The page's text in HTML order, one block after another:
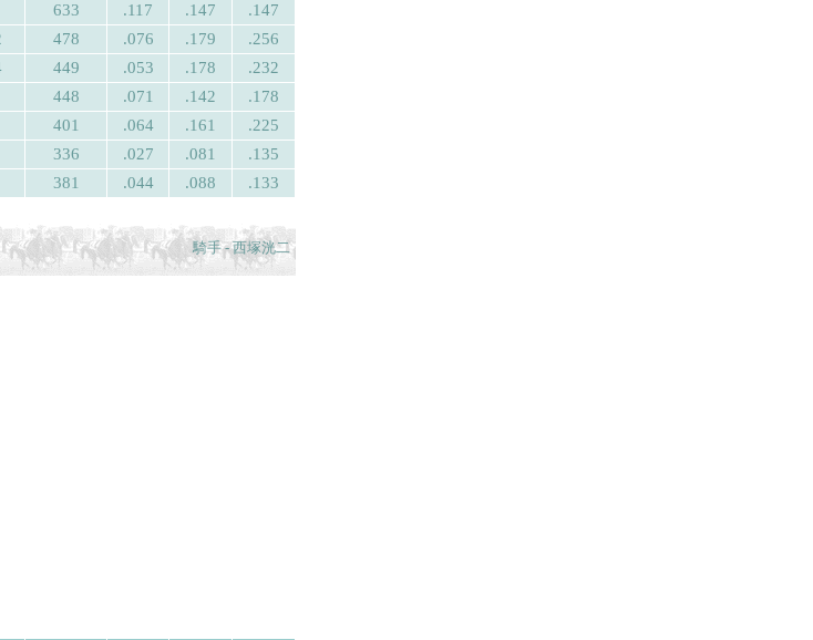
633 .117 .147 .147
478 .076 .179 .256
449 .053 .178 .232
448 .071 .142 .178
401 .064 .161 .225
336 .027 .081 .135
381 .044 .088 .133
騎手 - 西塚洸二